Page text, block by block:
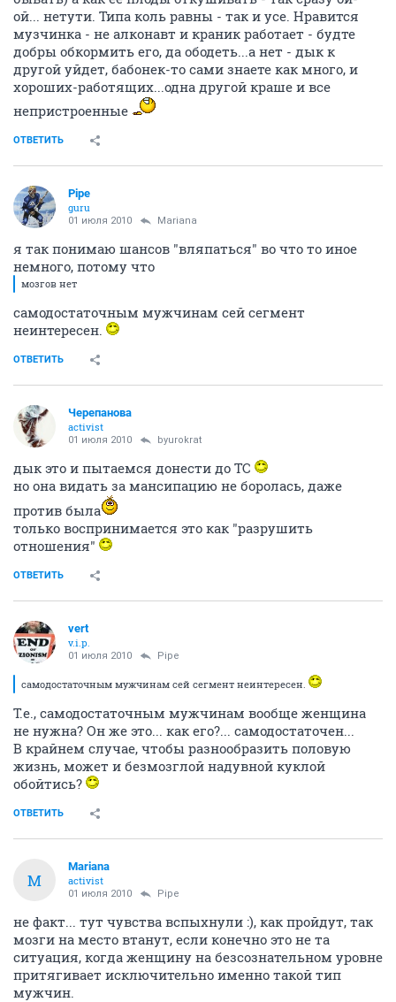
ой... нетути. Типа коль равны - так и усе. Нравится
музчинка - не алконавт и краник работает - будте
добры обкормить его, да ободеть...а нет - дык к
другой уйдет, бабонек-то сами знаете как много, и
хороших-работящих...одна другой краше и все
непристроенные
ОТВЕТИТЬ
Pipe
guru
01 июля 2010 Mariana
я так понимаю шансов "вляпаться" во что то иное
немного, потому что
мозгов нет
самодостаточным мужчинам сей сегмент
неинтересен.
ОТВЕТИТЬ
Черепанова
activist
01 июля 2010 byurokrat
дык это и пытаемся донести до ТС
но она видать за мансипацию не боролась, даже
против была
только воспринимается это как "разрушить
отношения"
ОТВЕТИТЬ
vert
v.i.p.
01 июля 2010 Pipe
самодостаточным мужчинам сей сегмент неинтересен.
Т.е., самодостаточным мужчинам вообще женщина
не нужна? Он же это... как его?... самодостаточен...
В крайнем случае, чтобы разнообразить половую
жизнь, может и безмозглой надувной куклой
обойтись?
ОТВЕТИТЬ
M
Mariana
activist
01 июля 2010 Pipe
не факт... тут чувства вспыхнули :), как пройдут, так
мозги на место втанут, если конечно это не та
ситуация, когда женщину на безсознательном уровне
притягивает исключительно именно такой тип
мужчин.